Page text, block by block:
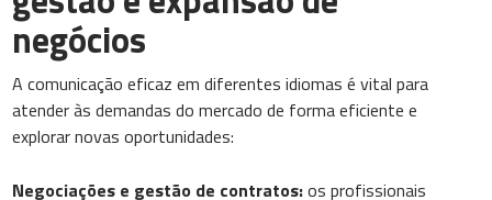
negócios
A comunicação eficaz em diferentes idiomas é vital para
atender às demandas do mercado de forma eficiente e
explorar novas oportunidades:
Negociações e gestão de contratos:os profissionais